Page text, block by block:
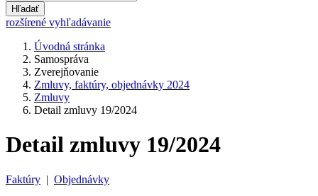
Hľadať
rozšírené vyhľadávanie
Úvodná stránka
Samospráva
Zverejňovanie
Zmluvy, faktúry, objednávky 2024
Zmluvy
Detail zmluvy 19/2024
Detail zmluvy 19/2024
Faktúry | Objednávky